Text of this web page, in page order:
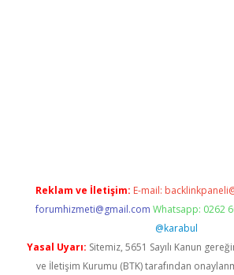
Reklam ve İletişim: E-mail:
forumhizmeti@gmail.com Whatsapp: 0262
@karabul
Yasal Uyarı: Sitemiz, 5651 Sayılı Kanun
ve İletişim Kurumu (BTK) tarafından